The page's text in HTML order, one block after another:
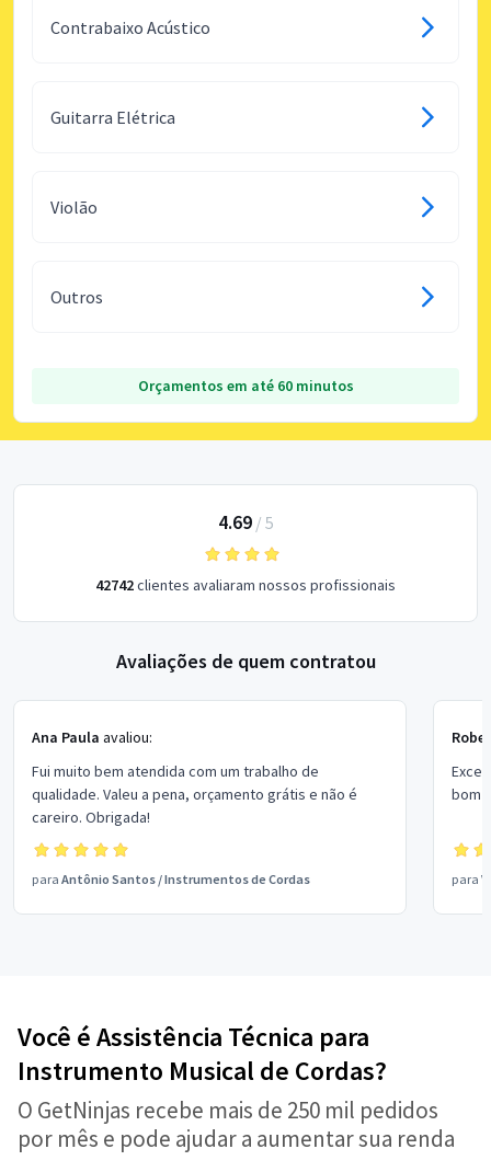
Contrabaixo Acústico
Guitarra Elétrica
Violão
Outros
Orçamentos em até 60 minutos
4.69/ 5
42742clientes avaliaram nossos profissionais
Avaliações de quem contratou
Ana Paula avaliou:
Fui muito bem atendida com um trabalho de
qualidade. Valeu a pena, orçamento grátis e não é
careiro. Obrigada!
para Antônio Santos /Instrumentos de Cordas
bom
para
Você é Assistência Técnica para
Instrumento Musical de Cordas?
O GetNinjas recebe mais de 250 mil pedidos
por mês e pode ajudar a aumentar sua renda